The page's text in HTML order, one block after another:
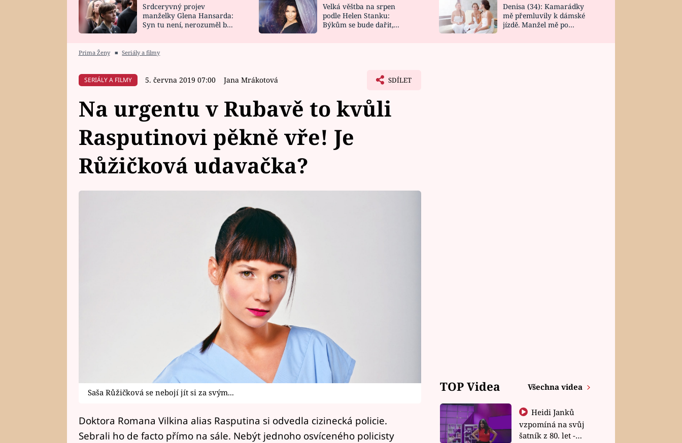
HOROSKOP NA
CELEBRITY
VAŘENÍ
NOVINKY
VIDEORECEPTY
DESIGN
Srdceryvný projev
manželky Glena Hansarda:
Syn tu není, nerozuměl by
Velká věštba na srpen
podle Helen Stanku:
Býkům se bude dařit,
Denisa (34): Kamarádky
mě přemluvily k dámské
jízdě. Manžel mě po
Prima Ženy ■ Seriály a filmy
SERIÁLY A FILMY 5. června 2019 07:00 Jana Mrákotová SDÍLET
Na urgentu v Rubavě to kvůli
Rasputinovi pěkně vře! Je
Růžičková udavačka?
Saša Růžičková se nebojí jít si za svým...
Doktora Romana Vilkina alias Rasputina si odvedla cizinecká policie.
Sebrali ho de facto přímo na sále. Nebýt jednoho osvíceného policisty
TOP Videa Všechna videa
Heidi Janků
vzpomíná na svůj
šatník z 80. let -